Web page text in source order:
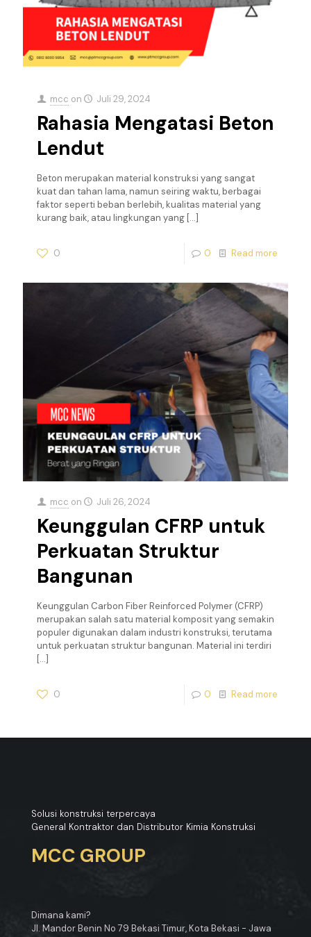
mcc on Juli 29, 2024
Rahasia Mengatasi Beton
Lendut
Beton merupakan material konstruksi yang sangat
kuat dan tahan lama, namun seiring waktu, berbagai
faktor seperti beban berlebih, kualitas material yang
kurang baik, atau lingkungan yang […]
0 0 Read more
mcc on Juli 26, 2024
Keunggulan CFRP untuk
Perkuatan Struktur
Bangunan
Keunggulan Carbon Fiber Reinforced Polymer (CFRP)
merupakan salah satu material komposit yang semakin
populer digunakan dalam industri konstruksi, terutama
untuk perkuatan struktur bangunan. Material ini terdiri
[…]
0 0 Read more
Solusi konstruksi terpercaya
General Kontraktor dan Distributor Kimia Konstruksi
MCC GROUP
Dimana kami?
Jl. Mandor Benin No 79 Bekasi Timur, Kota Bekasi - Jawa